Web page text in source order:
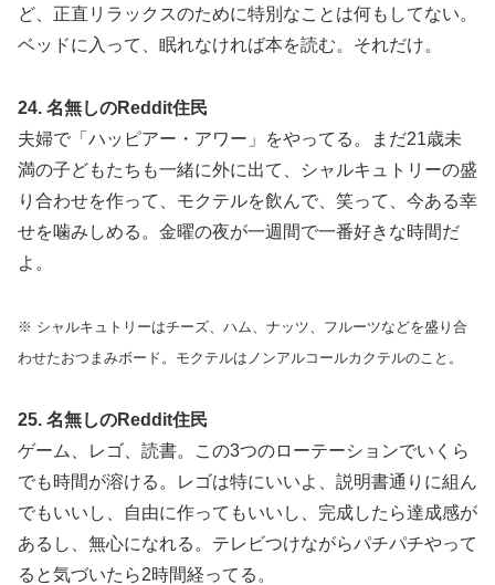
ど、正直リラックスのために特別なことは何もしてない。
ベッドに入って、眠れなければ本を読む。それだけ。
24. 名無しのReddit住民
夫婦で「ハッピアー・アワー」をやってる。まだ21歳未
満の子どもたちも一緒に外に出て、シャルキュトリーの盛
り合わせを作って、モクテルを飲んで、笑って、今ある幸
せを噛みしめる。金曜の夜が一週間で一番好きな時間だ
よ。
※ シャルキュトリーはチーズ、ハム、ナッツ、フルーツなどを盛り合
わせたおつまみボード。モクテルはノンアルコールカクテルのこと。
25. 名無しのReddit住民
ゲーム、レゴ、読書。この3つのローテーションでいくら
でも時間が溶ける。レゴは特にいいよ、説明書通りに組ん
でもいいし、自由に作ってもいいし、完成したら達成感が
あるし、無心になれる。テレビつけながらパチパチやって
ると気づいたら2時間経ってる。